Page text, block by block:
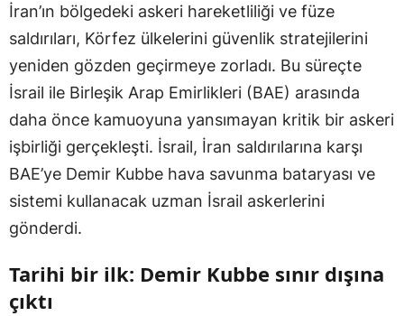
İran’ın bölgedeki askeri hareketliliği ve füze
saldırıları, Körfez ülkelerini güvenlik stratejilerini
yeniden gözden geçirmeye zorladı. Bu süreçte
İsrail ile Birleşik Arap Emirlikleri (BAE) arasında
daha önce kamuoyuna yansımayan kritik bir askeri
işbirliği gerçekleşti. İsrail, İran saldırılarına karşı
BAE’ye Demir Kubbe hava savunma bataryası ve
sistemi kullanacak uzman İsrail askerlerini
gönderdi.
Tarihi bir ilk: Demir Kubbe sınır dışına
çıktı